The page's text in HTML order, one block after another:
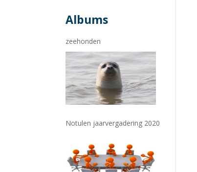
Albums
zeehonden
Notulen jaarvergadering 2020